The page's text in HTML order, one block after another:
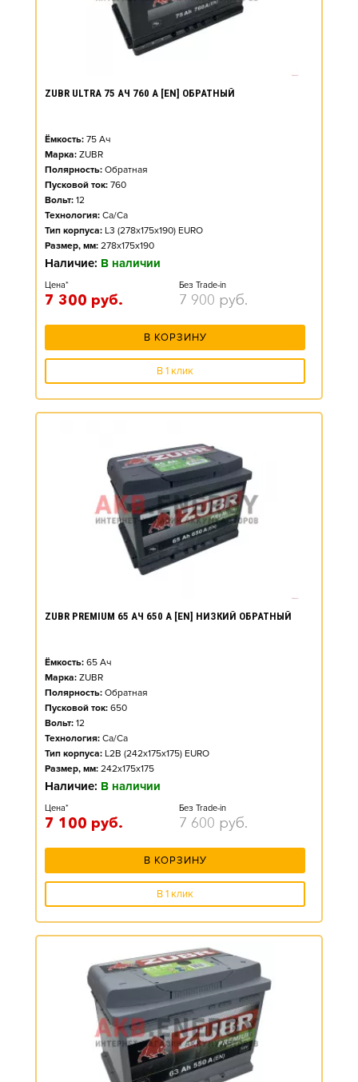
ZUBR ULTRA 75 АЧ 760 А [EN] ОБРАТНЫЙ
Ёмкость: 75 Ач
Марка: ZUBR
Полярность: Обратная
Пусковой ток: 760
Вольт: 12
Технология: Ca/Ca
Тип корпуса: L3 (278x175x190) EURO
Размер, мм: 278x175x190
Наличие: В наличии
Цена*
7 300 руб.
Без Trade-in
7 900 руб.
В КОРЗИНУ
В 1 клик
ZUBR PREMIUM 65 АЧ 650 А [EN] НИЗКИЙ ОБРАТНЫЙ
Ёмкость: 65 Ач
Марка: ZUBR
Полярность: Обратная
Пусковой ток: 650
Вольт: 12
Технология: Ca/Ca
Тип корпуса: L2B (242x175x175) EURO
Размер, мм: 242x175x175
Наличие: В наличии
Цена*
7 100 руб.
Без Trade-in
7 600 руб.
В КОРЗИНУ
В 1 клик